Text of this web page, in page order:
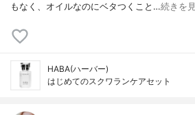
もなく、オイルなのにベタつくこと…続きを
HABA(ハーバー)
はじめてのスクワランケアセット